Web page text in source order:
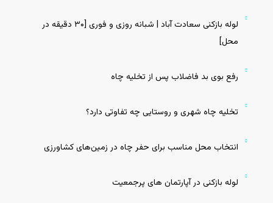
لوله بازکنی سعادت آباد | شبانه روزی و فوری [۳۰ دقیقه در
محل]
رفع بوی بد فاضلاب پس از تخلیه چاه
تخلیه چاه شهری و روستایی چه تفاوتی دارد؟
انتخاب محل مناسب برای حفر چاه در زمین‌های کشاورزی
لوله بازکنی در آپارتمان‌ های پرجمعیت